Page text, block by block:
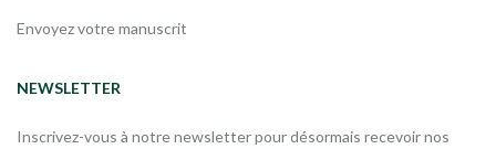
Envoyez votre manuscrit
NEWSLETTER
Inscrivez-vous à notre newsletter pour désormais recevoir nos